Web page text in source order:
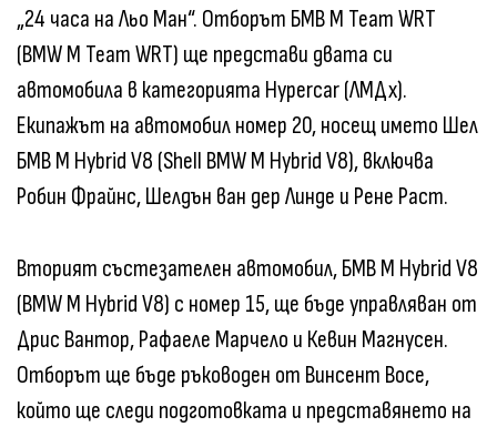
„24 часа на Льо Ман“. Отборът БМВ M Team WRT
(BMW M Team WRT) ще представи двата си
автомобила в категорията Hypercar (ЛМДх).
Екипажът на автомобил номер 20, носещ името Шел
БМВ M Hybrid V8 (Shell BMW M Hybrid V8), включва
Робин Фрайнс, Шелдън ван дер Линде и Рене Раст.
Вторият състезателен автомобил, БМВ M Hybrid V8
(BMW M Hybrid V8) с номер 15, ще бъде управляван от
Дрис Вантор, Рафаеле Марчело и Кевин Магнусен.
Отборът ще бъде ръководен от Винсент Восе,
който ще следи подготовката и представянето на